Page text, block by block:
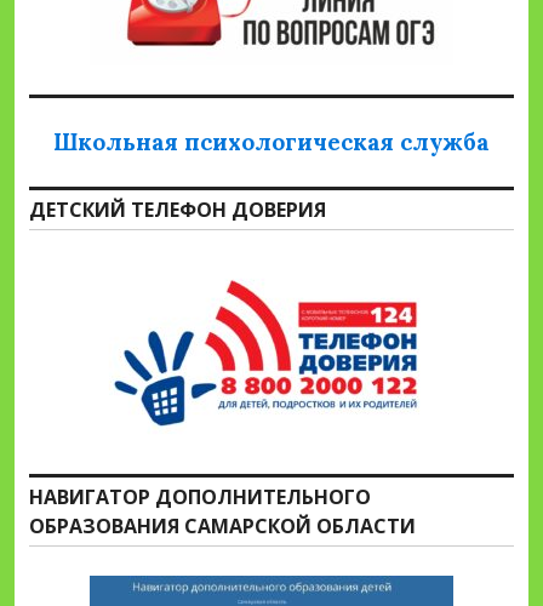
Школьная психологическая служба
ДЕТСКИЙ ТЕЛЕФОН ДОВЕРИЯ
НАВИГАТОР ДОПОЛНИТЕЛЬНОГО
ОБРАЗОВАНИЯ САМАРСКОЙ ОБЛАСТИ